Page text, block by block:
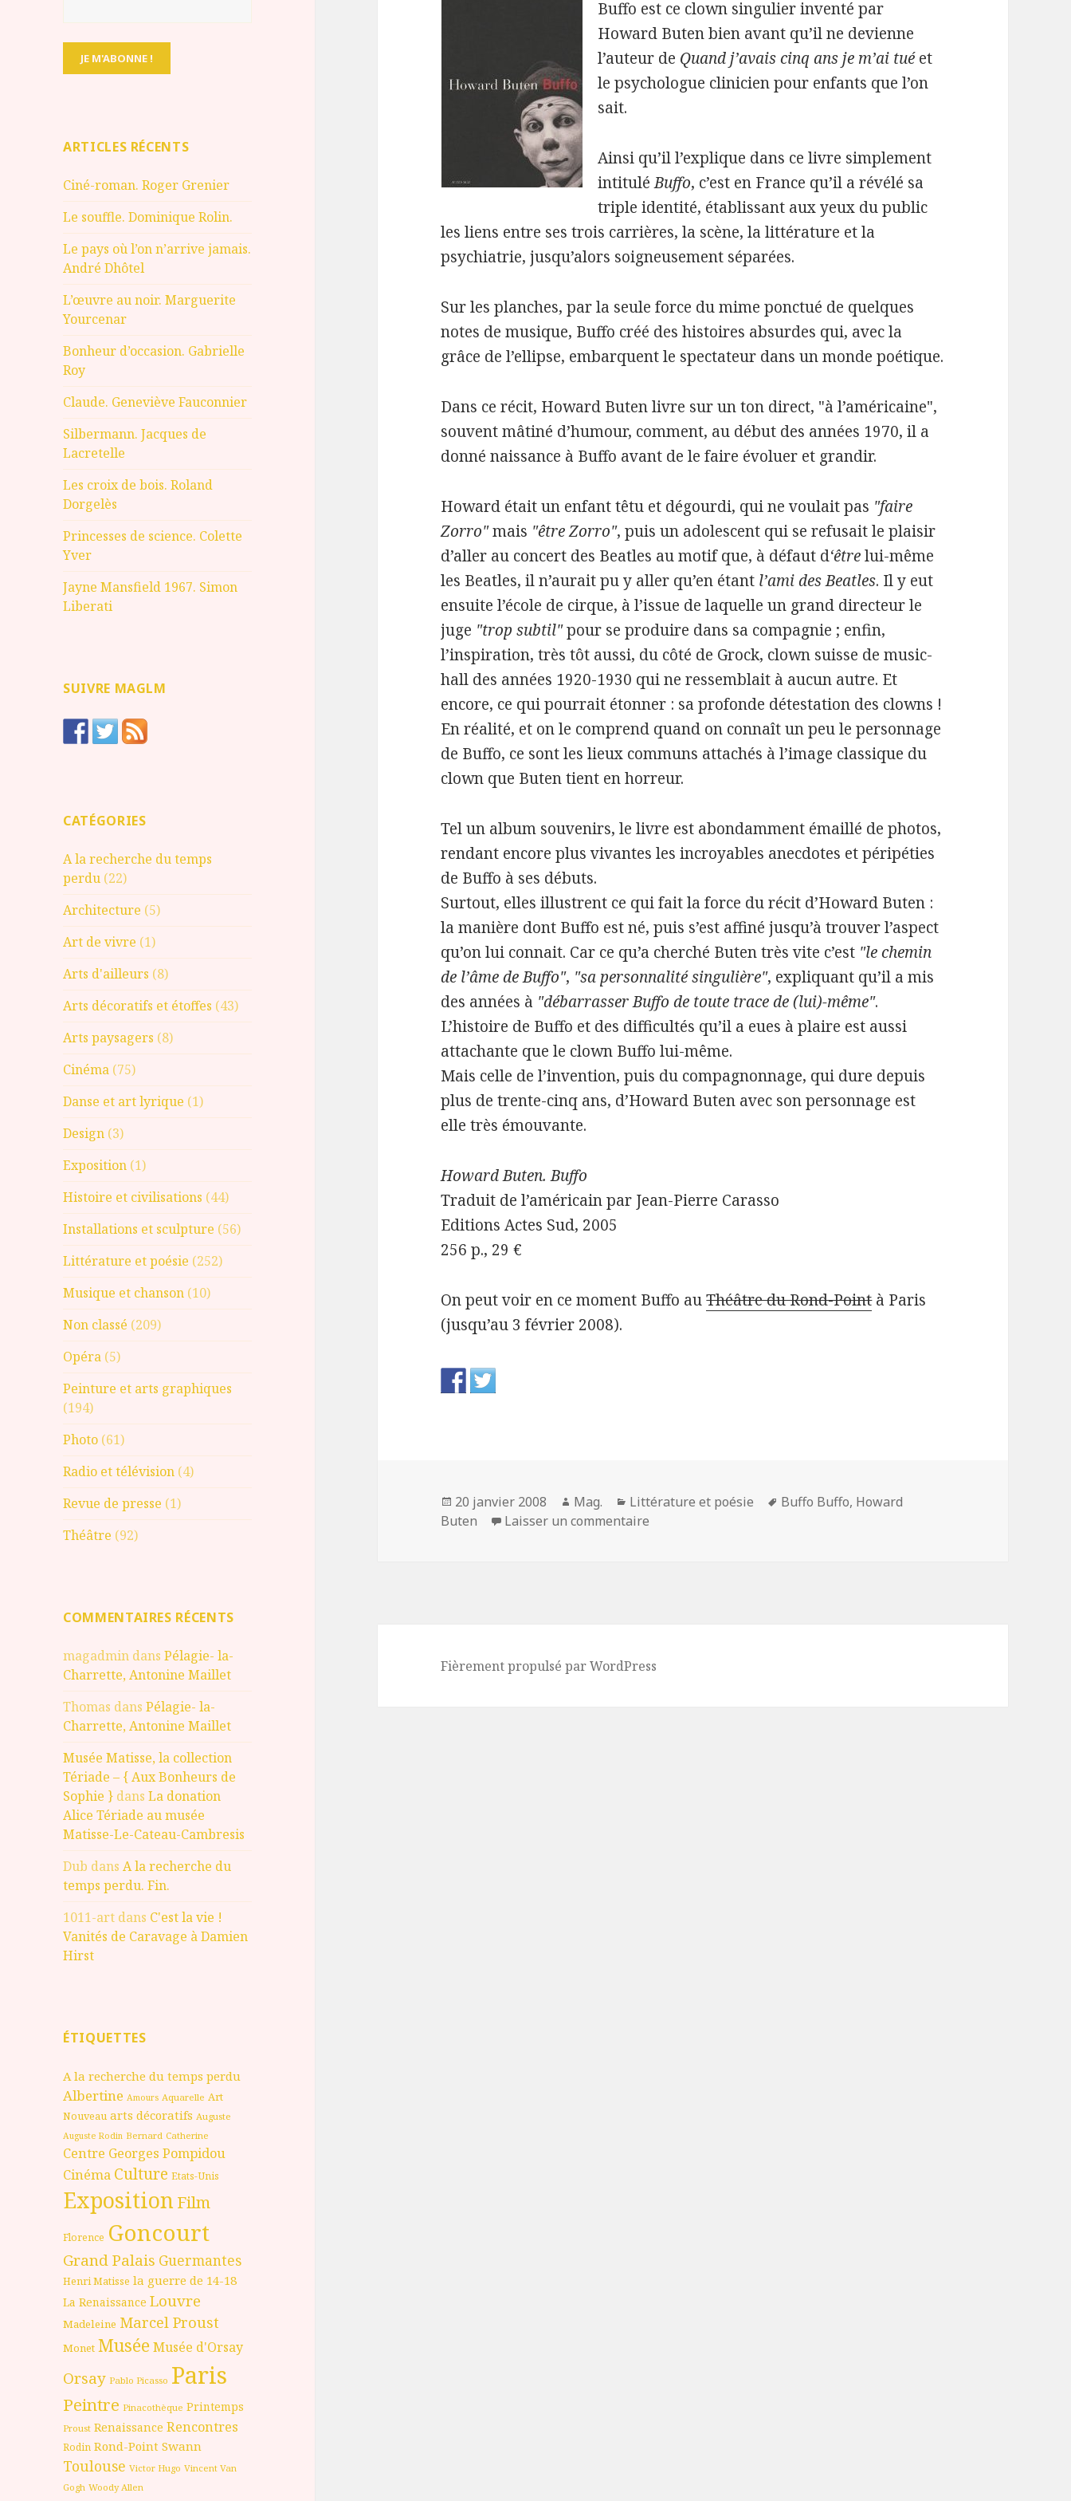
ARTICLES RÉCENTS
Ciné-roman. Roger Grenier
Le souffle. Dominique Rolin.
Le pays où l’on n’arrive jamais.
André Dhôtel
L’œuvre au noir. Marguerite
Yourcenar
Bonheur d’occasion. Gabrielle
Roy
Claude. Geneviève Fauconnier
Silbermann. Jacques de
Lacretelle
Les croix de bois. Roland
Dorgelès
Princesses de science. Colette
Yver
Jayne Mansfield 1967. Simon
Liberati
SUIVRE MAGLM
CATÉGORIES
A la recherche du temps
perdu (22)
Architecture (5)
Art de vivre (1)
Arts d'ailleurs (8)
Arts décoratifs et étoffes (43)
Arts paysagers (8)
Cinéma (75)
Danse et art lyrique (1)
Design (3)
Exposition (1)
Histoire et civilisations (44)
Installations et sculpture (56)
Littérature et poésie (252)
Musique et chanson (10)
Non classé (209)
Opéra (5)
Peinture et arts graphiques
(194)
Photo (61)
Radio et télévision (4)
Revue de presse (1)
Théâtre (92)
COMMENTAIRES RÉCENTS
magadmin dansPélagie- la-
Charrette, Antonine Maillet
Thomas dansPélagie- la-
Charrette, Antonine Maillet
Musée Matisse, la collection
Tériade – { Aux Bonheurs de
Sophie } dansLa donation
Alice Tériade au musée
Matisse-Le-Cateau-Cambresis
Dub dansA la recherche du
temps perdu. Fin.
1011-art dans C'est la vie !
Vanités de Caravage à Damien
Hirst
ÉTIQUETTES
A la recherche du temps perdu
Albertine Amours Aquarelle Art
Nouveau arts décoratifs Auguste
Auguste Rodin Bernard Catherine
Centre Georges Pompidou
Cinéma Culture Etats-Unis
ExpositionFilm
Florence Goncourt
Grand Palais Guermantes
Henri Matisse la guerre de 14-18
La Renaissance Louvre
Madeleine Marcel Proust
Monet Musée Musée d'Orsay
Orsay Pablo Picasso Paris
Peintre Pinacothèque Printemps
Proust Renaissance Rencontres
Rodin Rond-Point Swann
Toulouse Victor Hugo Vincent Van
Gogh Woody Allen
Buffo est ce clown singulier inventé par
Howard Buten bien avant qu’il ne devienne
l’auteur de Quand j’avais cinq ans je m’ai tuéet
le psychologue clinicien pour enfants que l’on
sait.
Ainsi qu’il l’explique dans ce livre simplement
intituléBuffo, c’est en France qu’il a révélé sa
triple identité, établissant aux yeux du public
les liens entre ses trois carrières, la scène, la littérature et la
psychiatrie, jusqu’alors soigneusement séparées.
Sur les planches, par la seule force du mime ponctué de quelques
notes de musique, Buffo créé des histoires absurdes qui, avec la
grâce de l’ellipse, embarquent le spectateur dans un monde poétique.
Dans ce récit, Howard Buten livre sur un ton direct, "à l’américaine",
souvent mâtiné d’humour, comment, au début des années 1970, il a
donné naissance à Buffo avant de le faire évoluer et grandir.
Howard était un enfant têtu et dégourdi, qui ne voulait pas "faire
Zorro"mais "être Zorro", puis un adolescent qui se refusait le plaisir
d’aller au concert des Beatles au motif que, à défaut d‘êtrelui-même
les Beatles, il n’aurait pu y aller qu’en étant l’ami des Beatles. Il y eut
ensuite l’école de cirque, à l’issue de laquelle un grand directeur le
juge "trop subtil"pour se produire dans sa compagnie ; enfin,
l’inspiration, très tôt aussi, du côté de Grock, clown suisse de music-
hall des années 1920-1930 qui ne ressemblait à aucun autre. Et
encore, ce qui pourrait étonner : sa profonde détestation des clowns !
En réalité, et on le comprend quand on connaît un peu le personnage
de Buffo, ce sont les lieux communs attachés à l’image classique du
clown que Buten tient en horreur.
Tel un album souvenirs, le livre est abondamment émaillé de photos,
rendant encore plus vivantes les incroyables anecdotes et péripéties
de Buffo à ses débuts.
Surtout, elles illustrent ce qui fait la force du récit d’Howard Buten :
la manière dont Buffo est né, puis s’est affiné jusqu’à trouver l’aspect
qu’on lui connait. Car ce qu’a cherché Buten très vite c’est "le chemin
de l’âme de Buffo", "sa personnalité singulière", expliquant qu’il a mis
des années à "débarrasser Buffo de toute trace de (lui)-même".
L’histoire de Buffo et des difficultés qu’il a eues à plaire est aussi
attachante que le clown Buffo lui-même.
Mais celle de l’invention, puis du compagnonnage, qui dure depuis
plus de trente-cinq ans, d’Howard Buten avec son personnage est
elle très émouvante.
Howard Buten. Buffo
Traduit de l’américain par Jean-Pierre Carasso
Editions Actes Sud, 2005
256 p., 29 €
On peut voir en ce moment Buffo auThéâtre du Rond-Pointà Paris
(jusqu’au 3 février 2008).
Publié
le
20 janvier 2008 Auteur
Mag. Catégories
Littérature et poésie
Mots-
Buffo Buffo, Howard
Buten
Laisser un commentaire
Fièrement propulsé par WordPress